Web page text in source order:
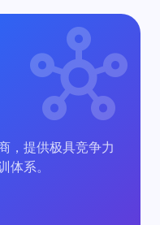
hub
，提供极具竞争力
系。